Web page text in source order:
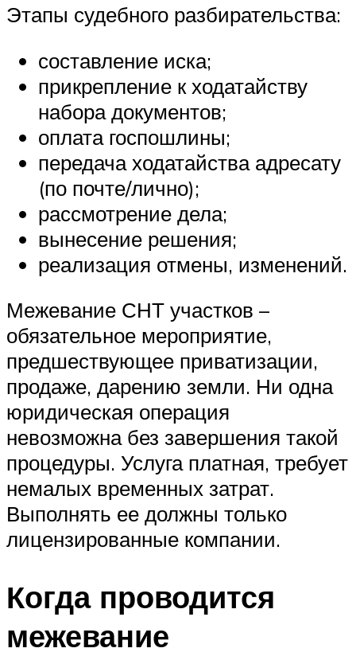
Этапы судебного разбирательства:
составление иска;
прикрепление к ходатайству
набора документов;
оплата госпошлины;
передача ходатайства адресату
(по почте/лично);
рассмотрение дела;
вынесение решения;
реализация отмены, изменений.
Межевание СНТ участков –
обязательное мероприятие,
предшествующее приватизации,
продаже, дарению земли. Ни одна
юридическая операция
невозможна без завершения такой
процедуры. Услуга платная, требует
немалых временных затрат.
Выполнять ее должны только
лицензированные компании.
Когда проводится
межевание